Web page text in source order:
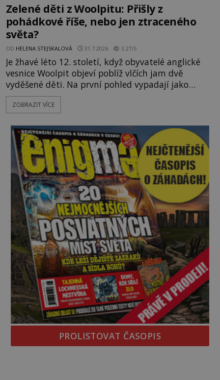
Zelené děti z Woolpitu: Přišly z
pohádkové říše, nebo jen ztraceného
světa?
OD HELENA STEJSKALOVÁ 31.7.2026 3.2TIS
Je žhavé léto 12. století, když obyvatelé anglické
vesnice Woolpit objeví poblíž vlčích jam dvě
vyděšené děti. Na první pohled vypadají jako
každé jiné, až na jednu děsivou výjimku. Jejich
kůže má nazelenalý odstín, mluví
kromě syrových bobů. Příběh se rychle stává
jednou z největších záhad středověké Anglie a ani
po téměř devíti stech letech není
ZOBRAZIT VÍCE
PROLISTOVAT ČASOPIS